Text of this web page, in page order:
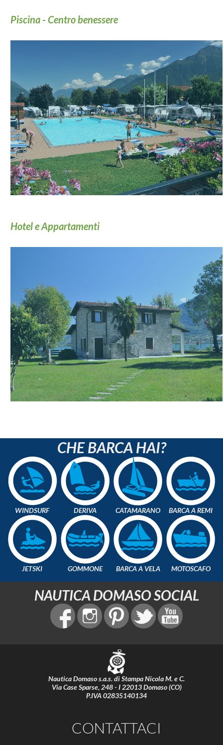
Piscina - Centro benessere
Hotel e Appartamenti
CHE BARCA HAI?
WINDSURF DERIVA CATAMARANO BARCA A REMI
JETSKI GOMMONE BARCA A VELA MOTOSCAFO
NAUTICA DOMASO SOCIAL
Nautica Domaso s.a.s. di Stampa Nicola M. e C.
Via Case Sparse, 248 - I 22013 Domaso (CO)
P.IVA 02835140134
CONTATTACI